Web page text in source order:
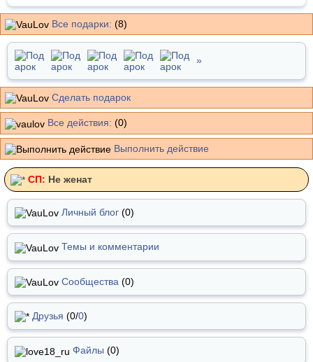
Все подарки: (8)
»
Сделать подарок
Все действия: (0)
Выполнить действие
СП: Не женат
Личный блог (0)
Темы и комментарии
Сообщества (0)
Друзья (0/0)
Файлы (0)